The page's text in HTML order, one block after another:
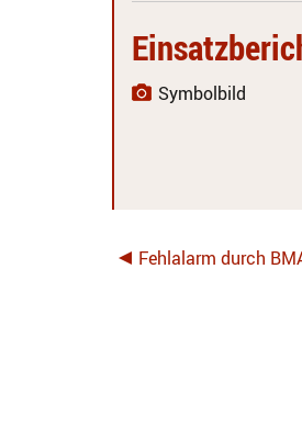
Symbolbild
Fehlalarm durch